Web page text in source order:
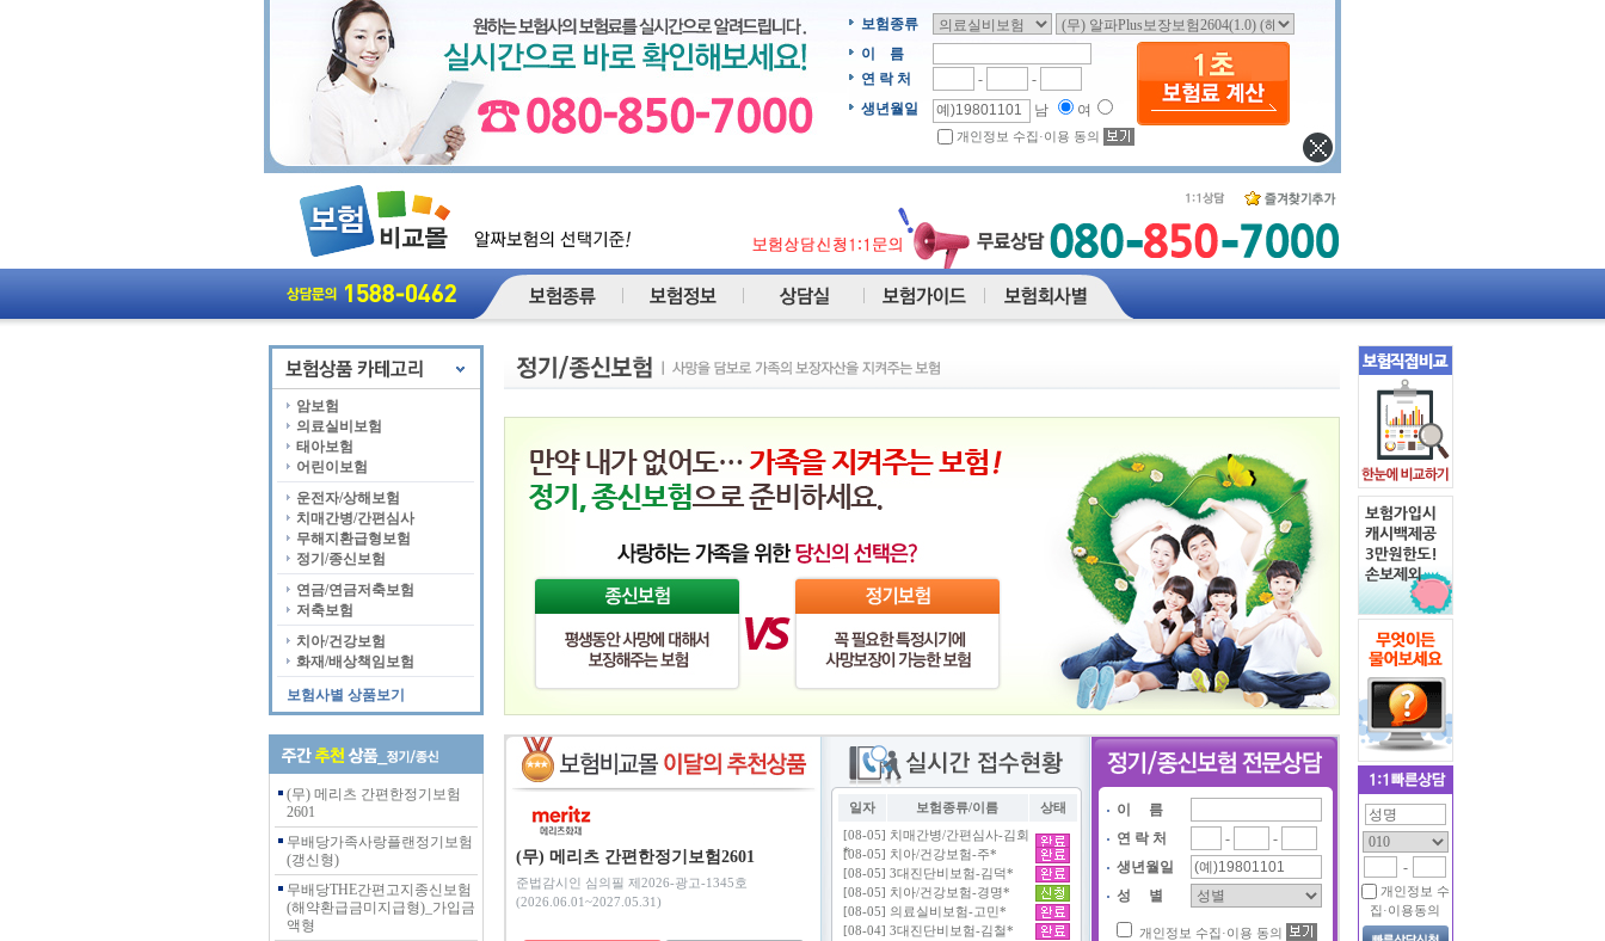
보험종류
이 름
연 락 처
-
-
생년월일
남 여
개인정보 수집·이용 동의
-
개인정보 수
집·이용동의
암보험
의료실비보험
태아보험
어린이보험
운전자/상해보험
치매간병/간편심사
무해지환급형보험
정기/종신보험
연금/연금저축보험
저축보험
치아/건강보험
화재/배상책임보험
보험사별 상품보기
(무) 메리츠 간편한정기보험
2601
무배당가족사랑플랜정기보험
(갱신형)
무배당THE간편고지종신보험
(해약환급금미지급형)_가입금
액형
(무) 메리츠 간편한정기보험2601
준법감시인 심의필 제2026-광고-1345호
(2026.06.01~2027.05.31)
일자 보험종류/이름 상태
이 름
연 락 처
-
-
생년월일
성 별
개인정보 수집·이용 동의